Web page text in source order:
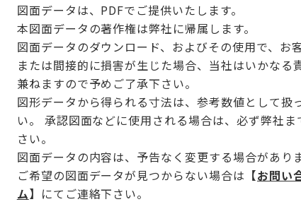
図面データは、PDFでご提供いたします。
本図面データの著作権は弊社に帰属します。
図面データのダウンロード、およびその使用で、お
または間接的に損害が生じた場合、当社はいかなる
兼ねますので予めご了承下さい。
図形データから得られる寸法は、参考数値として扱
い。 承認図面などに使用される場合は、必ず弊社ま
さい。
図面データの内容は、予告なく変更する場合がありま
ご希望の図面データが見つからない場合は 【お問い
ム】 にてご連絡下さい。